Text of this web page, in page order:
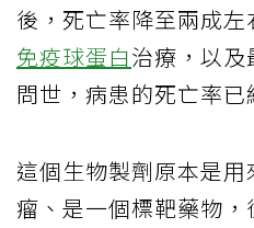
後，死亡率降至兩成
免疫球蛋白治療，以
問世，病患的死亡率已
這個生物製劑原本是
瘤、是一個標靶藥物